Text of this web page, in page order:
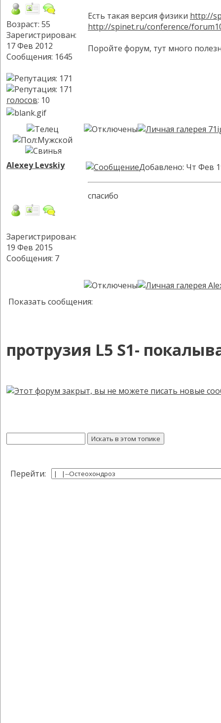
Возраст: 55
Зарегистрирован:
17 Фев 2012
Сообщения: 1645
голосов: 10
Есть такая версия физики http://
http://spinet.ru/conference/
Поройте форум, тут много
Alexey Levskiy
Зарегистрирован:
19 Фев 2015
Сообщения: 7
Добавлено: Чт Фев
спасибо
Показать сообщения:
протрузия L5 S1-
Перейти: